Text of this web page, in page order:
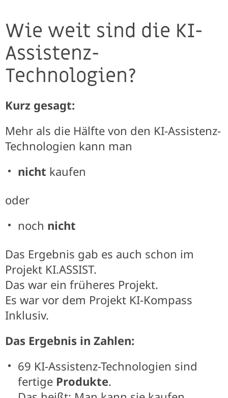
Wie weit sind die KI-
Assistenz-
Technologien?
Kurz gesagt:
Mehr als die Hälfte von den KI-Assistenz-
Technologien kann man
nicht kaufen
oder
noch nicht
Das Ergebnis gab es auch schon im
Projekt KI.ASSIST.
Das war ein früheres Projekt.
Es war vor dem Projekt KI-Kompass
Inklusiv.
Das Ergebnis in Zahlen:
69 KI-Assistenz-Technologien sind
fertige Produkte.